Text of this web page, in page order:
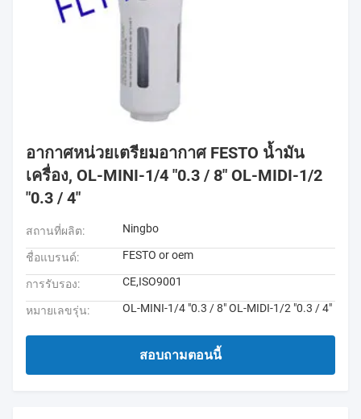
อากาศหน่วยเตรียมอากาศ FESTO น้ำมัน
เครื่อง, OL-MINI-1/4 "0.3 / 8" OL-MIDI-1/2
"0.3 / 4"
สถานที่ผลิต: Ningbo
ชื่อแบรนด์: FESTO or oem
การรับรอง: CE,ISO9001
หมายเลขรุ่น: OL-MINI-1/4 "0.3 / 8" OL-MIDI-1/2 "0.3 / 4"
สอบถามตอนนี้